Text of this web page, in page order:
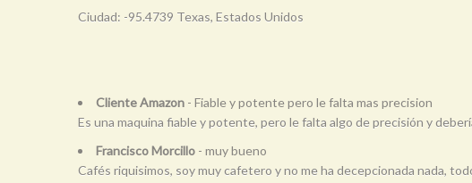
Ciudad: -95.4739 Texas, Estados Unidos
Cliente Amazon - Fiable y potente pero le falta mas precision
Es una maquina fiable y potente, pero le falta algo de precisión y
Francisco Morcillo - muy bueno
Cafés riquisimos, soy muy cafetero y no me ha decepcionada nada,